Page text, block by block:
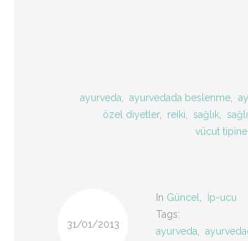
ayurveda
ayurvedada beslenme,
özel diyetler, reiki sağlık
vücut
31/01/2013
In Güncel İp-ucu
Tags:
ayurveda